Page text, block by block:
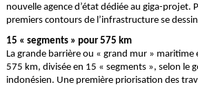
nouvelle agence d’état dédiée au giga-projet.
premiers contours de l’infrastructure se
15 « segments » pour 575 km
La grande barrière ou « grand mur » maritime
575 km, divisée en 15 « segments », selon le
indonésien. Une première priorisation des